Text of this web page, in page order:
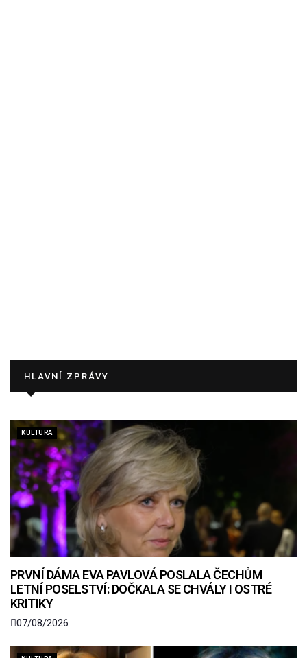
HLAVNÍ ZPRÁVY
KULTURA
PRVNÍ DÁMA EVA PAVLOVÁ POSLALA ČECHŮM
LETNÍ POSELSTVÍ: DOČKALA SE CHVÁLY I OSTRÉ
KRITIKY
07/08/2026